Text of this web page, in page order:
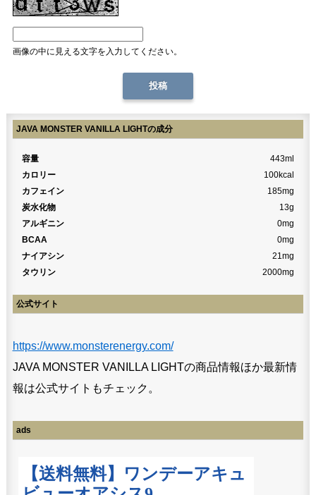
画像の中に見える文字を入力してください。
JAVA MONSTER VANILLA LIGHTの成分
容量
443ml
カロリー
100kcal
カフェイン
185mg
炭水化物
13g
アルギニン
0mg
BCAA
0mg
ナイアシン
21mg
タウリン
2000mg
公式サイト
https://www.monsterenergy.com/
JAVA MONSTER VANILLA LIGHTの商品情報ほか最新情
報は公式サイトもチェック。
ads